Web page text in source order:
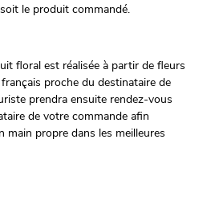
le produit commandé.
floral est réalisée à partir de fleurs
proche du destinataire de
prendra ensuite rendez-vous
de votre commande afin
main propre dans les meilleures